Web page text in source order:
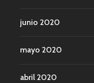
junio 2020
mayo 2020
abril 2020